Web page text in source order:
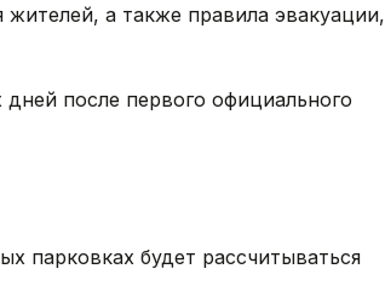
а также правила эвакуации,
дней после первого официального
парковках будет рассчитываться